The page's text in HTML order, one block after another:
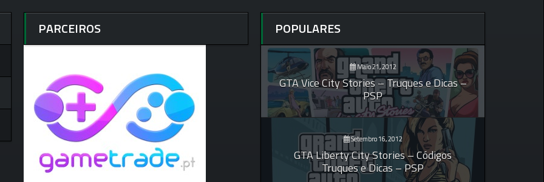
PARCEIROS POPULARES
Maio 21, 2012
GTA Vice City Stories – Truques e Dicas –
PSP
Setembro 16, 2012
GTA Liberty City Stories – Códigos
Truques e Dicas – PSP